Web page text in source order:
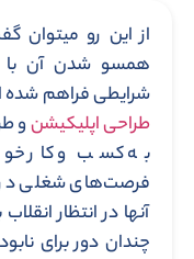
از این رو
همسو شدن آن با
شرایطی فراهم شده
طراحی اپلیکیشنو
به کسب و کار خود
فرصت‌های شغلی در
آنها در انتظار
چندان دور برای